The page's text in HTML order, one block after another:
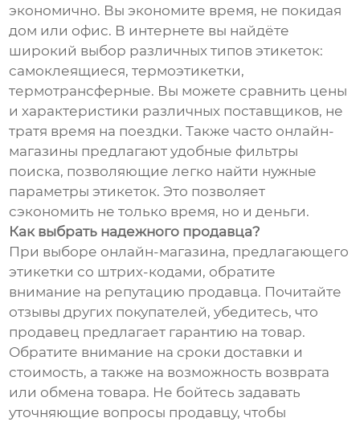
экономично. Вы экономите время, не покидая
дом или офис. В интернете вы найдёте
широкий выбор различных типов этикеток:
самоклеящиеся, термоэтикетки,
термотрансферные. Вы можете сравнить цены
и характеристики различных поставщиков, не
тратя время на поездки. Также часто онлайн-
магазины предлагают удобные фильтры
поиска, позволяющие легко найти нужные
параметры этикеток. Это позволяет
сэкономить не только время, но и деньги.
Как выбрать надежного продавца?
При выборе онлайн-магазина, предлагающего
этикетки со штрих-кодами, обратите
внимание на репутацию продавца. Почитайте
отзывы других покупателей, убедитесь, что
продавец предлагает гарантию на товар.
Обратите внимание на сроки доставки и
стоимость, а также на возможность возврата
или обмена товара. Не бойтесь задавать
уточняющие вопросы продавцу, чтобы